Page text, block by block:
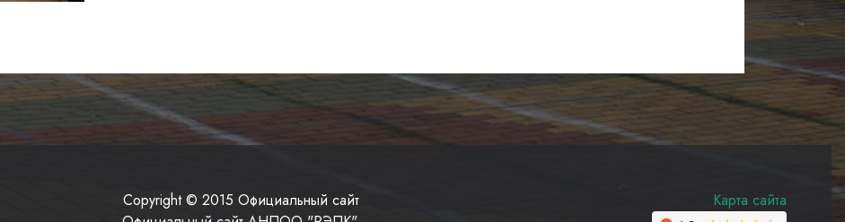
Copyright © 2015 Официальный сайт
Карта сайта